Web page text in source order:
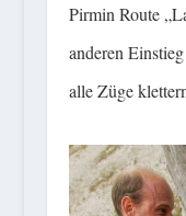
Pirmin Route
anderen
alle Züge